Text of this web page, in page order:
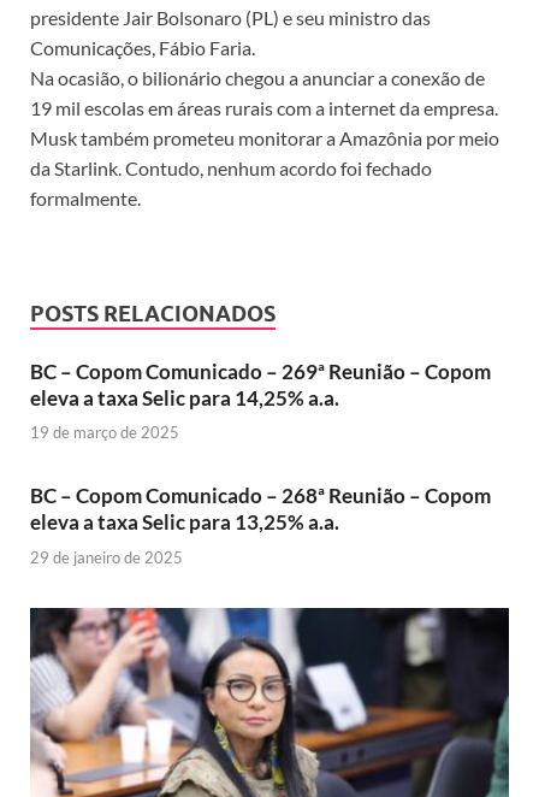
presidente Jair Bolsonaro (PL) e seu ministro das
Comunicações, Fábio Faria.
Na ocasião, o bilionário chegou a anunciar a conexão de
19 mil escolas em áreas rurais com a internet da empresa.
Musk também prometeu monitorar a Amazônia por meio
da Starlink. Contudo, nenhum acordo foi fechado
formalmente.
POSTS RELACIONADOS
BC – Copom Comunicado – 269ª Reunião – Copom
eleva a taxa Selic para 14,25% a.a.
19 de março de 2025
BC – Copom Comunicado – 268ª Reunião – Copom
eleva a taxa Selic para 13,25% a.a.
29 de janeiro de 2025